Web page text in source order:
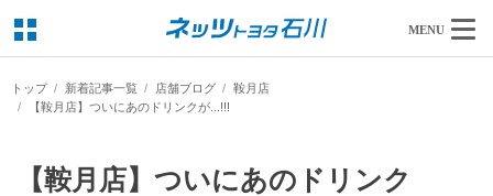
MENU
トップ 新着記事一覧 店舗ブログ
鞍月店
【鞍月店】ついにあのドリンクが...!!!
【鞍月店】ついにあのドリンク